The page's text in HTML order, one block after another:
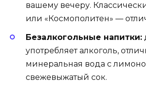
вашему вечеру.
или «Космополитен» —
Безалкогольные напитки:
употребляет алкоголь,
минеральная вода с
свежевыжатый сок.